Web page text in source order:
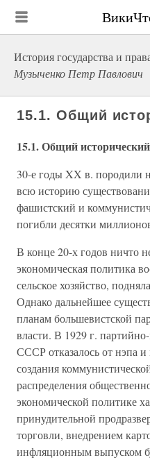
История государства и
Музыченко Петр Павлович
15.1. Общий
15.1. Общий
30-е годы XX в. породили
всю историю
фашистский и
погибли десятки
В конце 20-х годов ничто
экономическая политика
сельское хозяйство,
Однако дальнейшее
планам большевистской
власти. В 1929 г.
СССР отказалось от нэпа
создания
распределения
экономической политике
принудительной
торговли, внедрением
инфляционным выпуском